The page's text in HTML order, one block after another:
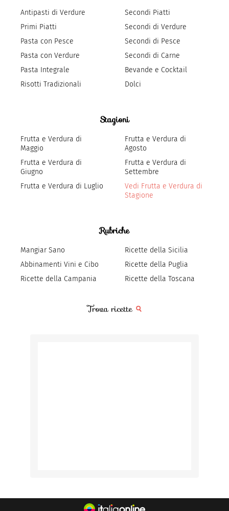
Antipasti di Verdure
Primi Piatti
Pasta con Pesce
Pasta con Verdure
Pasta Integrale
Risotti Tradizionali
Secondi Piatti
Secondi di Verdure
Secondi di Pesce
Secondi di Carne
Bevande e Cocktail
Dolci
Stagioni
Frutta e Verdura di
Maggio
Frutta e Verdura di
Giugno
Frutta e Verdura di Luglio
Frutta e Verdura di
Agosto
Frutta e Verdura di
Settembre
Vedi Frutta e Verdura di
Stagione
Rubriche
Mangiar Sano
Abbinamenti Vini e Cibo
Ricette della Campania
Ricette della Sicilia
Ricette della Puglia
Ricette della Toscana
Trova ricette